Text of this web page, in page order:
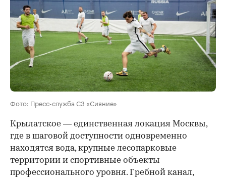
Фото: Пресс-служба СЗ «Сияние»
Крылатское — единственная локация Москвы,
где в шаговой доступности одновременно
находятся вода, крупные лесопарковые
территории и спортивные объекты
профессионального уровня. Гребной канал,